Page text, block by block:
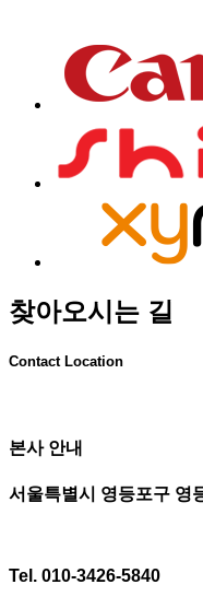
찾아오시는 길
Contact Location
본사 안내
서울특별시 영등포구 영
Tel. 010-3426-5840